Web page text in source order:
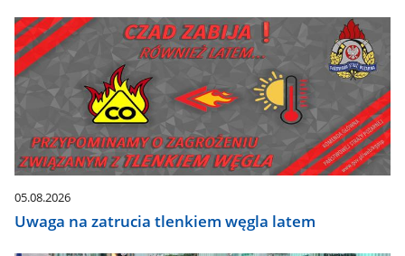
05.08.2026
Uwaga na zatrucia tlenkiem węgla latem